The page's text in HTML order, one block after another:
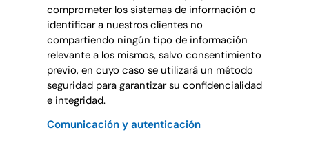
comprometer los sistemas de información o
identificar a nuestros clientes no
compartiendo ningún tipo de información
relevante a los mismos, salvo consentimiento
previo, en cuyo caso se utilizará un método
seguridad para garantizar su confidencialidad
e integridad.
Comunicación y autenticación